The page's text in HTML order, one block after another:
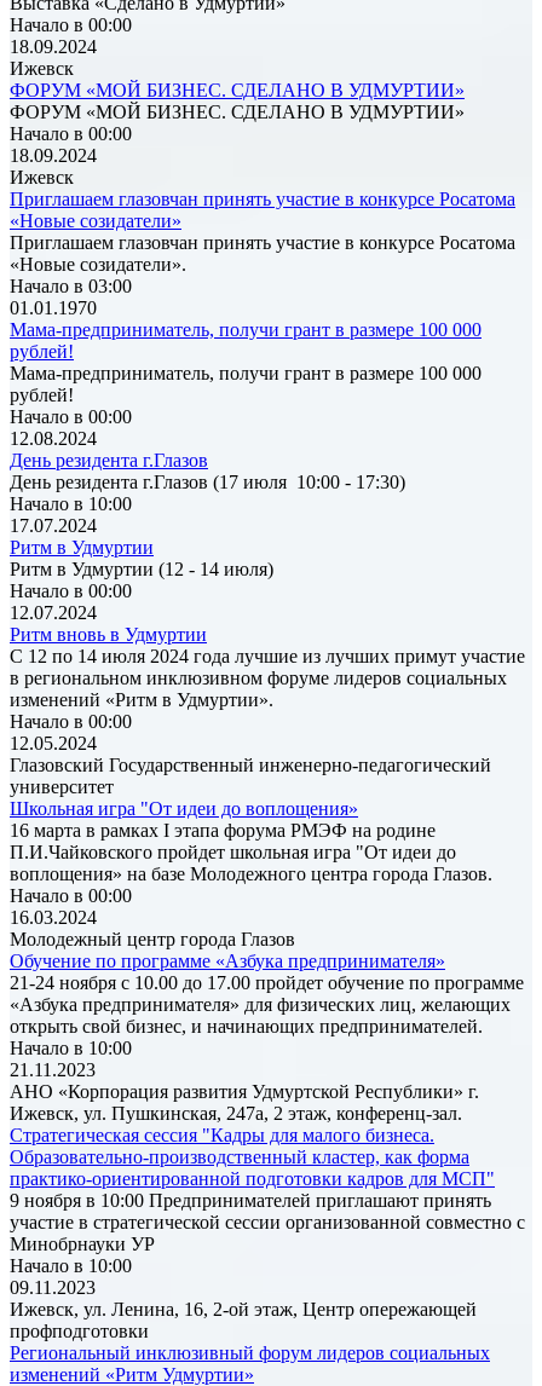
Начало в 00:00
18.09.2024
Ижевск
ФОРУМ «МОЙ БИЗНЕС. СДЕЛАНО В УДМУРТИИ»
ФОРУМ «МОЙ БИЗНЕС. СДЕЛАНО В УДМУРТИИ»
Начало в 00:00
18.09.2024
Ижевск
Приглашаем глазовчан принять участие в конкурсе Росатома
«Новые созидатели»
Приглашаем глазовчан принять участие в конкурсе Росатома
«Новые созидатели».
Начало в 03:00
01.01.1970
Мама-предприниматель, получи грант в размере 100 000
рублей!
Мама-предприниматель, получи грант в размере 100 000
рублей!
Начало в 00:00
12.08.2024
День резидента г.Глазов
День резидента г.Глазов (17 июля 10:00 - 17:30)
Начало в 10:00
17.07.2024
Ритм в Удмуртии
Ритм в Удмуртии (12 - 14 июля)
Начало в 00:00
12.07.2024
Ритм вновь в Удмуртии
С 12 по 14 июля 2024 года лучшие из лучших примут участие
в региональном инклюзивном форуме лидеров социальных
изменений «Ритм в Удмуртии».
Начало в 00:00
12.05.2024
Глазовский Государственный инженерно-педагогический
университет
Школьная игра "От идеи до воплощения»
16 марта в рамках I этапа форума РМЭФ на родине
П.И.Чайковского пройдет школьная игра "От идеи до
воплощения» на базе Молодежного центра города Глазов.
Начало в 00:00
16.03.2024
Молодежный центр города Глазов
Обучение по программе «Азбука предпринимателя»
21-24 ноября с 10.00 до 17.00 пройдет обучение по программе
«Азбука предпринимателя» для физических лиц, желающих
открыть свой бизнес, и начинающих предпринимателей.
Начало в 10:00
21.11.2023
АНО «Корпорация развития Удмуртской Республики» г.
Ижевск, ул. Пушкинская, 247а, 2 этаж, конференц-зал.
Стратегическая сессия "Кадры для малого бизнеса.
Образовательно-производственный кластер, как форма
практико-ориентированной подготовки кадров для МСП"
9 ноября в 10:00 Предпринимателей приглашают принять
участие в стратегической сессии организованной совместно с
Минобрнауки УР
Начало в 10:00
09.11.2023
Ижевск, ул. Ленина, 16, 2-ой этаж, Центр опережающей
профподготовки
Региональный инклюзивный форум лидеров социальных
изменений «Ритм Удмуртии»